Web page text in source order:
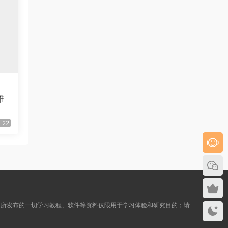
22
布的一切学习教程、软件等资料仅限用于学习体验和研究目的；请